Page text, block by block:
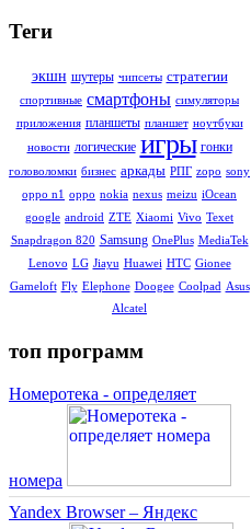
Теги
экшн шутеры чипсеты стратегии
спортивные смартфоны симуляторы
приложения планшеты планшет ноутбуки
новости логические игры гонки
головоломки бизнес аркады РПГ zopo sony
oppo n1 oppo nokia nexus meizu iOcean
google android ZTE Xiaomi Vivo Texet
Snapdragon 820 Samsung OnePlus MediaTek
Lenovo LG Jiayu Huawei HTC Gionee
Gameloft Fly Elephone Doogee Coolpad Asus
Alcatel
топ программ
Номеротека - определяет
номера
Yandex Browser – Яндекс